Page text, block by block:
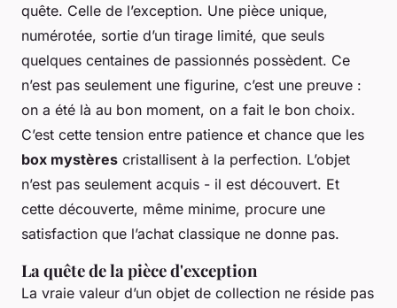
quête. Celle de l’exception. Une pièce unique,
numérotée, sortie d’un tirage limité, que seuls
quelques centaines de passionnés possèdent. Ce
n’est pas seulement une figurine, c’est une preuve :
on a été là au bon moment, on a fait le bon choix.
C’est cette tension entre patience et chance que les
box mystères cristallisent à la perfection. L’objet
n’est pas seulement acquis - il est découvert. Et
cette découverte, même minime, procure une
satisfaction que l’achat classique ne donne pas.
La quête de la pièce d'exception
La vraie valeur d’un objet de collection ne réside pas